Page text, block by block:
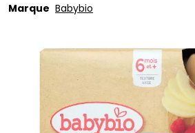
Marque Babybio